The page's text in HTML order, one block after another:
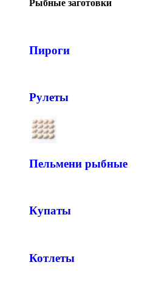
Рыбные заготовки
Пироги
Рулеты
Пельмени рыбные
Купаты
Котлеты